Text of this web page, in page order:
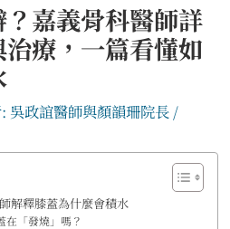
嘉義骨科醫師詳
療，一篇看懂如
吳政誼醫師與顏韻珊院長 /
解釋膝蓋為什麼會積水
在「發燒」嗎？